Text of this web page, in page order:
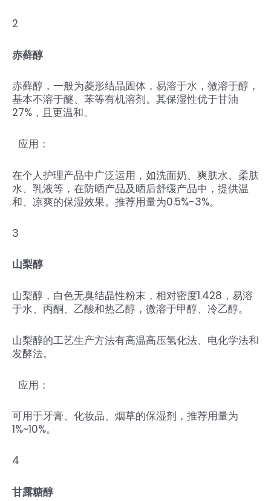
2
赤藓醇
赤藓醇，一般为菱形结晶固体，易溶于水，微溶于醇，
基本不溶于醚、苯等有机溶剂。其保湿性优于甘油
27%，且更温和。
应用：
在个人护理产品中广泛运用，如洗面奶、爽肤水、柔肤
水、乳液等，在防晒产品及晒后舒缓产品中，提供温
和、凉爽的保湿效果。推荐用量为0.5%-3%。
3
山梨醇
山梨醇，白色无臭结晶性粉末，相对密度1.428，易溶
于水、丙酮、乙酸和热乙醇，微溶于甲醇、冷乙醇。
山梨醇的工艺生产方法有高温高压氢化法、电化学法和
发酵法。
应用：
可用于牙膏、化妆品、烟草的保湿剂，推荐用量为
1%~10%。
4
甘露糖醇